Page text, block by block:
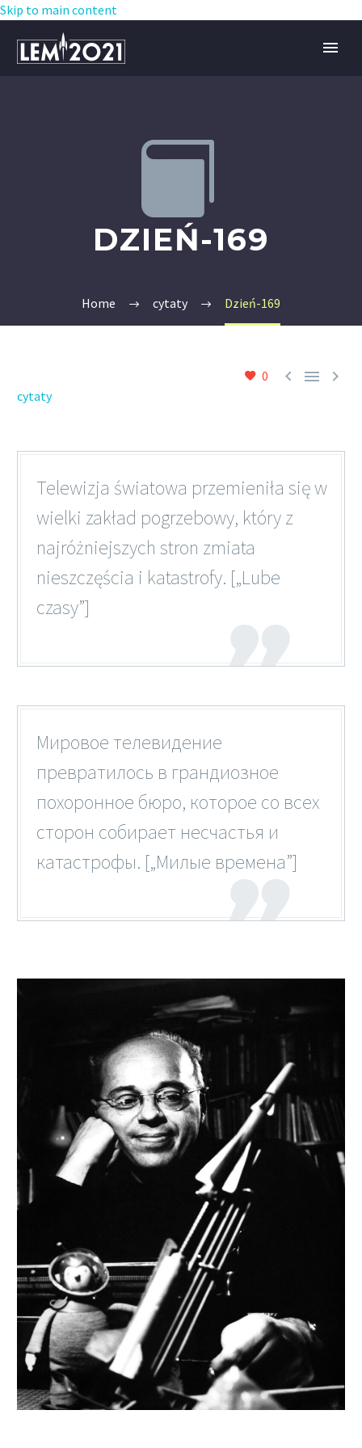
Skip to main content


DZIEŃ-169
Home cytaty Dzień-169
0   
cytaty
Telewizja światowa przemieniła się w
wielki zakład pogrzebowy, który z
najróżniejszych stron zmiata
nieszczęścia i katastrofy. [„Lube
czasy”]
Мировое телевидение
превратилось в грандиозное
похоронное бюро, которое со всех
сторон собирает несчастья и
катастрофы. [„Милые времена”]